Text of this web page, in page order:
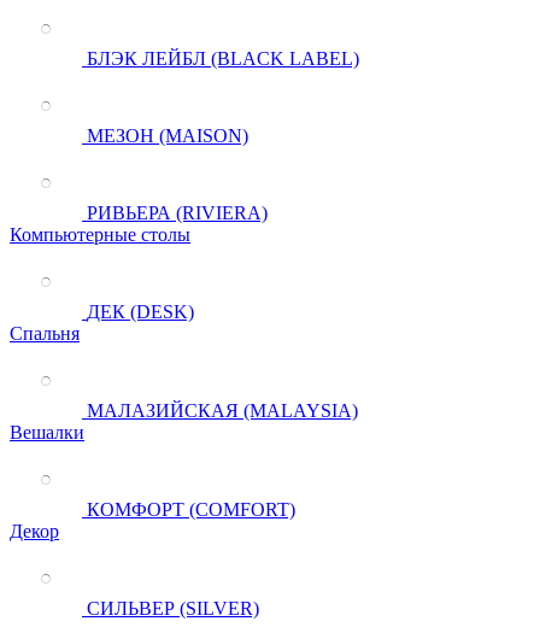
БЛЭК ЛЕЙБЛ (BLACK LABEL)
МЕЗОН (MAISON)
РИВЬЕРА (RIVIERA)
Компьютерные столы
ДЕК (DESK)
Спальня
МАЛАЗИЙСКАЯ (MALAYSIA)
Вешалки
КОМФОРТ (COMFORT)
Декор
СИЛЬВЕР (SILVER)